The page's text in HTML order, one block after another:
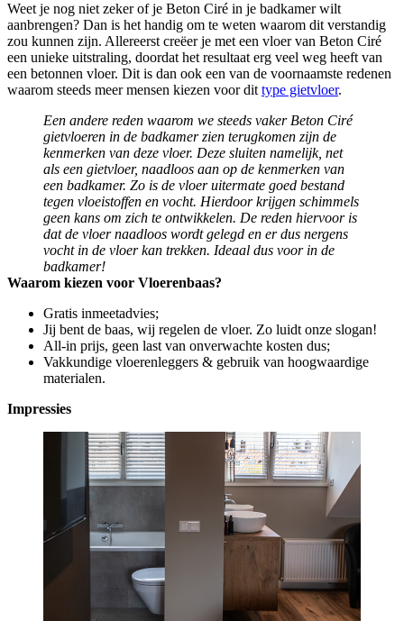
Weet je nog niet zeker of je Beton Ciré in je badkamer wilt
aanbrengen? Dan is het handig om te weten waarom dit verstandig
zou kunnen zijn. Allereerst creëer je met een vloer van Beton Ciré
een unieke uitstraling, doordat het resultaat erg veel weg heeft van
een betonnen vloer. Dit is dan ook een van de voornaamste redenen
waarom steeds meer mensen kiezen voor dit type gietvloer.
Een andere reden waarom we steeds vaker Beton Ciré
gietvloeren in de badkamer zien terugkomen zijn de
kenmerken van deze vloer. Deze sluiten namelijk, net
als een gietvloer, naadloos aan op de kenmerken van
een badkamer. Zo is de vloer uitermate goed bestand
tegen vloeistoffen en vocht. Hierdoor krijgen schimmels
geen kans om zich te ontwikkelen. De reden hiervoor is
dat de vloer naadloos wordt gelegd en er dus nergens
vocht in de vloer kan trekken. Ideaal dus voor in de
badkamer!
Waarom kiezen voor Vloerenbaas?
Gratis inmeetadvies;
Jij bent de baas, wij regelen de vloer. Zo luidt onze slogan!
All-in prijs, geen last van onverwachte kosten dus;
Vakkundige vloerenleggers & gebruik van hoogwaardige
materialen.
Impressies